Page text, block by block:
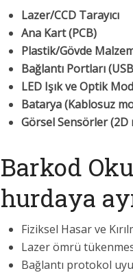
Lazer/CCD Tarayıcı
Ana Kart (PCB)
Plastik/Gövde
Bağlantı Portları
LED Işık ve Optik
Batarya (Kablosuz
Görsel Sensörler (2D
Barkod
hurdaya
Fiziksel Hasar ve
Lazer ömrü
Bağlantı protokol